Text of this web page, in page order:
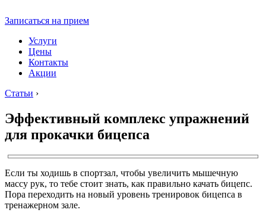
Записаться на прием
Услуги
Цены
Контакты
Акции
Статьи ›
Эффективный комплекс упражнений
для прокачки бицепса
Если ты ходишь в спортзал, чтобы увеличить мышечную
массу рук, то тебе стоит знать, как правильно качать бицепс.
Пора переходить на новый уровень тренировок бицепса в
тренажерном зале.